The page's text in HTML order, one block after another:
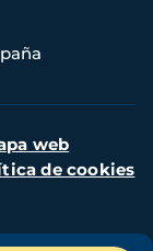
web
de cookies